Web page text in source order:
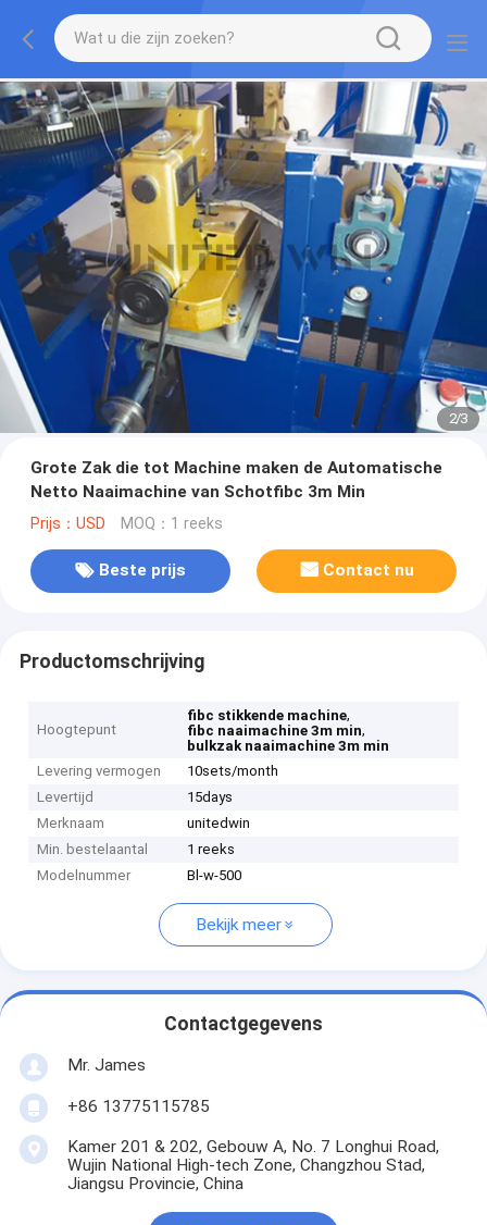
2/3
Grote Zak die tot Machine maken de Automatische
Netto Naaimachine van Schotfibc 3m Min
Prijs：USD MOQ：1 reeks
Beste prijs Contact nu
Productomschrijving
Hoogtepunt
fibc stikkende machine,
fibc naaimachine 3m min,
bulkzak naaimachine 3m min
Levering vermogen
10sets/month
Levertijd
15days
Merknaam
unitedwin
Min. bestelaantal
1 reeks
Modelnummer
Bl-w-500
Bekijk meer
Contactgegevens
Mr. James
+86 13775115785
Kamer 201 & 202, Gebouw A, No. 7 Longhui Road,
Wujin National High-tech Zone, Changzhou Stad,
Jiangsu Provincie, China